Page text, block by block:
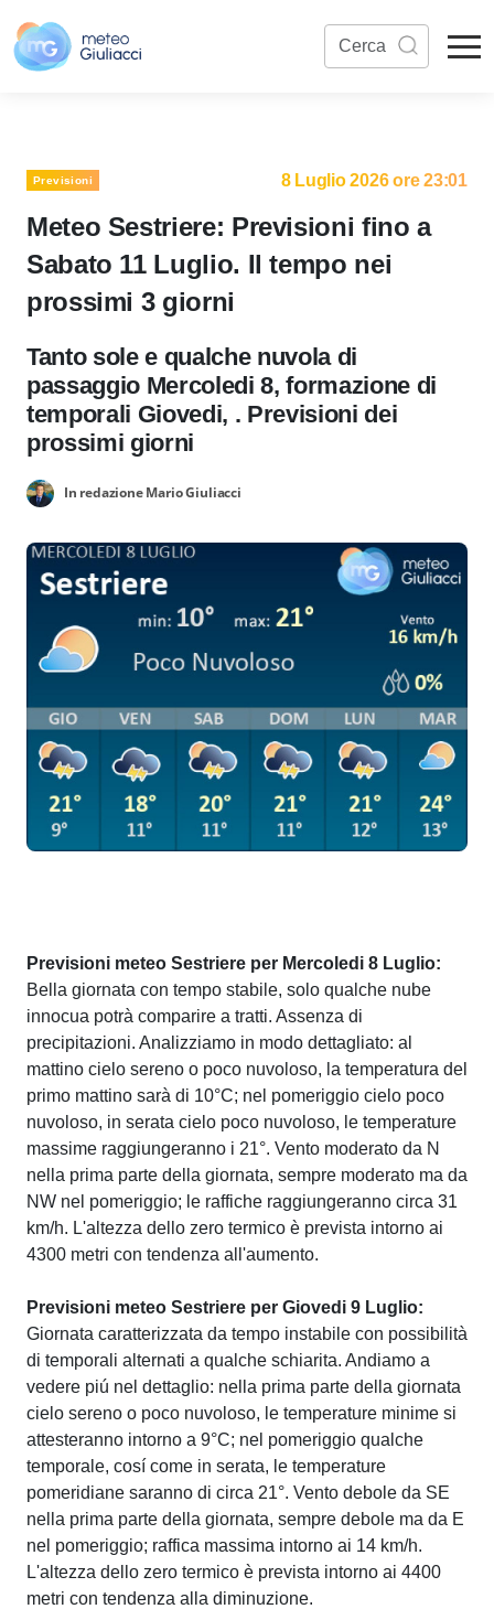
Previsioni 8 Luglio 2026 ore 23:01
Meteo Sestriere: Previsioni fino a
Sabato 11 Luglio. Il tempo nei
prossimi 3 giorni
Tanto sole e qualche nuvola di
passaggio Mercoledi 8, formazione di
temporali Giovedi, . Previsioni dei
prossimi giorni
In redazione Mario Giuliacci
Previsioni meteo Sestriere per Mercoledi 8 Luglio:
Bella giornata con tempo stabile, solo qualche nube
innocua potrà comparire a tratti. Assenza di
precipitazioni. Analizziamo in modo dettagliato: al
mattino cielo sereno o poco nuvoloso, la temperatura del
primo mattino sarà di 10°C; nel pomeriggio cielo poco
nuvoloso, in serata cielo poco nuvoloso, le temperature
massime raggiungeranno i 21°. Vento moderato da N
nella prima parte della giornata, sempre moderato ma da
NW nel pomeriggio; le raffiche raggiungeranno circa 31
km/h. L'altezza dello zero termico è prevista intorno ai
4300 metri con tendenza all'aumento.
Previsioni meteo Sestriere per Giovedi 9 Luglio:
Giornata caratterizzata da tempo instabile con possibilità
di temporali alternati a qualche schiarita. Andiamo a
vedere piú nel dettaglio: nella prima parte della giornata
cielo sereno o poco nuvoloso, le temperature minime si
attesteranno intorno a 9°C; nel pomeriggio qualche
temporale, cosí come in serata, le temperature
pomeridiane saranno di circa 21°. Vento debole da SE
nella prima parte della giornata, sempre debole ma da E
nel pomeriggio; raffica massima intorno ai 14 km/h.
L'altezza dello zero termico è prevista intorno ai 4400
metri con tendenza alla diminuzione.